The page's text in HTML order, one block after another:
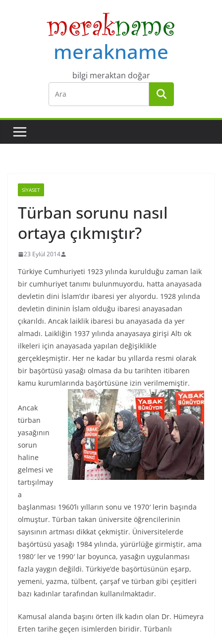
merakname
bilgi meraktan doğar
SIYASET
Türban sorunu nasıl
ortaya çıkmıştır?
23 Eylül 2014
Türkiye Cumhuriyeti 1923 yılında kurulduğu zaman laik
bir cumhuriyet tanımı bulunmuyordu, hatta anayasada
devletin dini İslam’dır ibaresi yer alıyordu. 1928 yılında
devletin dininin İslam olduğu ibaresi anayasadan
çıkarıldı. Ancak laiklik ibaresi bu anayasada da yer
almadı. Laikliğin 1937 yılında anayasaya girişi Altı ok
ilkeleri için anayasada yapılan değişiklikle
gerçekleşmiştir. Her ne kadar bu yıllarda resmi olarak
bir başörtüsü yasağı olmasa da bu tarihten itibaren
kamu kurumlarında başörtüsüne izin verilmemiştir.
Ancak
türban
yasağının
sorun
haline
gelmesi ve
tartışılmay
a
başlanması 1960’lı yılların sonu ve 1970′ lerin başında
olmuştur. Türban takan üniversite öğrencilerinin
sayısının artması dikkat çekmiştir. Üniversitelerde
başörtüsü yasağı 1984 yılında, yürürlüğe girmiştir, ama
1980′ ler ve 1990′ lar boyunca, yasağın uygulanması
fazla yaygın değildi. Türkiye’de başörtüsünün eşarp,
yemeni, yazma, tülbent, çarşaf ve türban gibi çeşitleri
bazı kadınlar tarafından kullanılmaktadır.
Kamusal alanda başını örten ilk kadın olan Dr. Hümeyra
Erten tarihe geçen isimlerden biridir. Türbanlı